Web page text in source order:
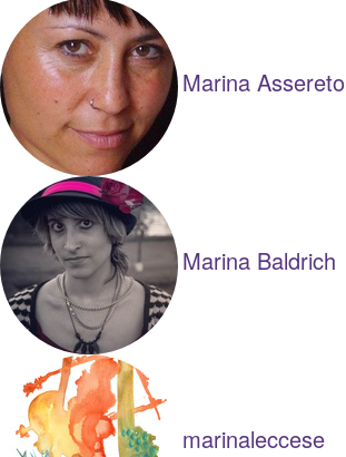
Marina Assereto
Marina Baldrich
marinaleccese